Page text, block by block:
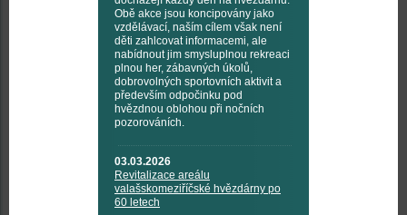
Obě akce jsou koncipovány jako
vzdělávací, naším cílem však není
děti zahlcovat informacemi, ale
nabídnout jim smysluplnou rekreaci
plnou her, zábavných úkolů,
dobrovolných sportovních aktivit a
především odpočinku pod
hvězdnou oblohou při nočních
pozorováních.
03.03.2026
Revitalizace areálu
valašskomeziříčské hvězdárny po
60 letech